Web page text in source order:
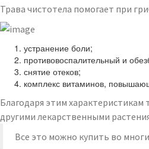
Трава чистотела помогает при
устранение боли;
противовоспалительный и
снятие отеков;
комплекс витаминов,
Благодаря этим
другими лекарственными
Все это можно купить во